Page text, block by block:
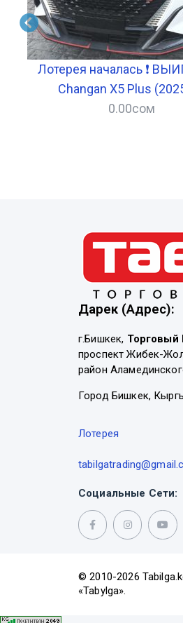
Лотерея началась ❗
Changan X5 Plus
0.00сом
Дарек (Адрес):
г.Бишкек, Торговый
проспект Жибек-
район
Город Бишкек,
Лотерея
Социальные Сети:
© 2010-2026
«Tabylga».